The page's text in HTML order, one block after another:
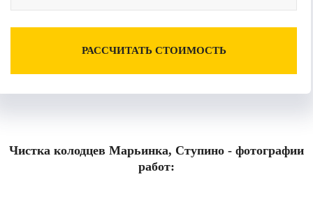
РАССЧИТАТЬ СТОИМОСТЬ
Чистка колодцев Марьинка, Ступино - фотографии
работ: